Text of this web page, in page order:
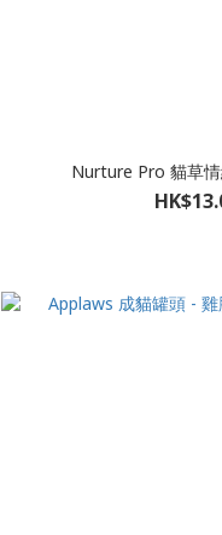
Nurture Pro 貓草